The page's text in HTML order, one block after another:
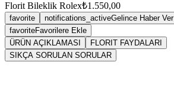
Florit Bileklik Rolex₺1.550,00
favorite notifications_activeGelince Haber Ver
favoriteFavorilere Ekle
ÜRÜN AÇIKLAMASI
FLORIT FAYDALARI
SIKÇA SORULAN SORULAR